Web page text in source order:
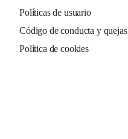
Políticas de usuario
Código de conducta y quejas
Política de cookies